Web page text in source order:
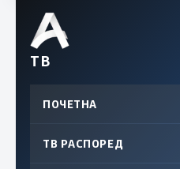
ТВ
ПОЧЕТНА
ТВ РАСПОРЕД